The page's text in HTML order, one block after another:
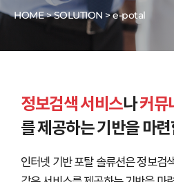
HOME >SOLUTION >e-potal
정보검색 서비스나커뮤
를 제공하는 기반을 마
인터넷 기반 포탈 솔류션은 정보검